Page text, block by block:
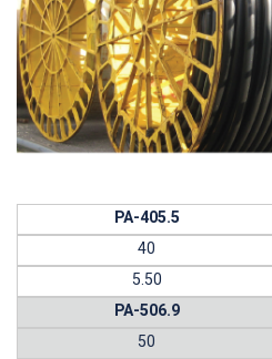
PA-405.5
40
5.50
PA-506.9
50